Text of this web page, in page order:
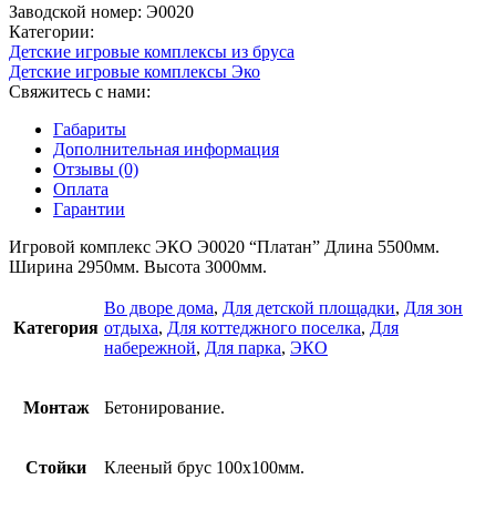
составляла1,780,990₽.
Заводской номер: Э0020
Категории:
Детские игровые комплексы из бруса
Детские игровые комплексы Эко
Свяжитесь с нами:
Габариты
Дополнительная информация
Отзывы (0)
Оплата
Гарантии
Игровой комплекс ЭКО Э0020 “Платан” Длина 5500мм.
Ширина 2950мм. Высота 3000мм.
Категория
Во дворе дома, Для детской площадки, Для зон
отдыха, Для коттеджного поселка, Для
набережной, Для парка, ЭКО
Монтаж Бетонирование.
Стойки Клееный брус 100х100мм.